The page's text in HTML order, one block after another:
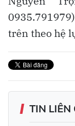
trên theo hệ
TIN LIÊN